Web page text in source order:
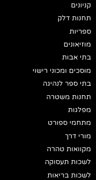
קניונים
תחנות דלק
ספריות
מוזיאונים
בתי אבות
מוסכים ומכוני רישוי
בתי ספר לנהיגה
תחנות משטרה
מפלגות
מתחמי ספורט
מורי דרך
מקוואות טהרה
לשכות תעסוקה
לשכות בריאות